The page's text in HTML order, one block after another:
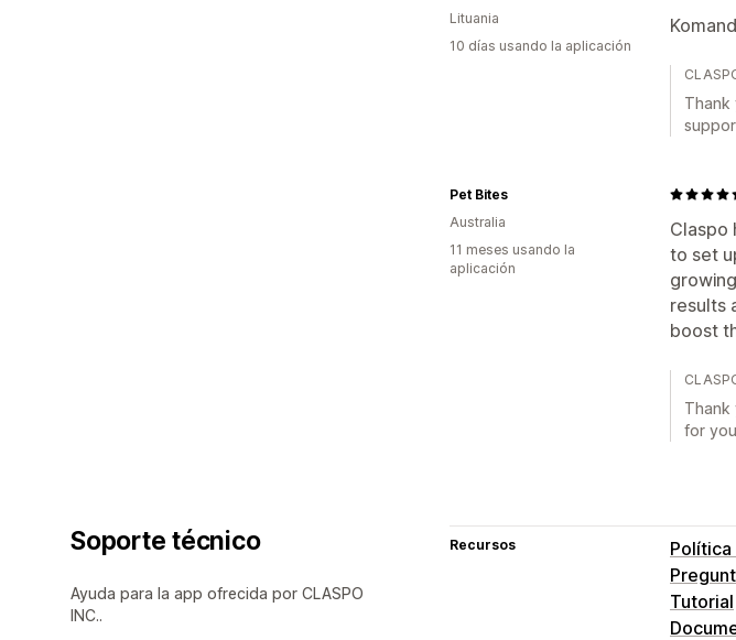
Lituania
10 días usando la aplicación
Thank
Claspo
to set
results
boost
Pet Bites
Australia
11 meses usando la
aplicación
Thank
for
Soporte técnico
Ayuda para la app ofrecida por CLASPO
INC..
Recursos
Tutorial